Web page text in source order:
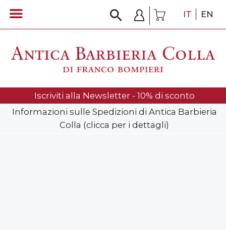
IT EN
Iscriviti alla Newsletter - 10% di sconto
Informazioni sulle Spedizioni di Antica Barbieria
Colla (clicca per i dettagli)